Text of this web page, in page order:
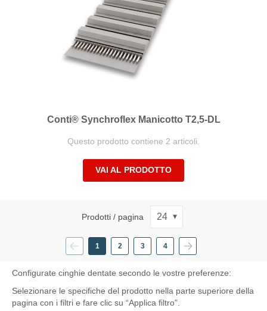
Conti® Synchroflex Manicotto T2,5-DL
Questo prodotto contiene 2 articoli.
VAI AL PRODOTTO
Pagina
Pagina
Precedente
Attualmente
leggendo
pagina
1 Pagina
2 Pagina
3 Pagina
4 Pagina
Successivo
Prodotti / pagina
Configurate cinghie dentate secondo le vostre preferenze:
Selezionare le specifiche del prodotto nella parte superiore della
pagina con i filtri e fare clic su “Applica filtro”.